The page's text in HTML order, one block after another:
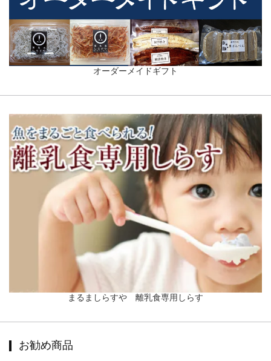
オーダーメイドギフト
まるましらすや 離乳食専用しらす
お勧め商品